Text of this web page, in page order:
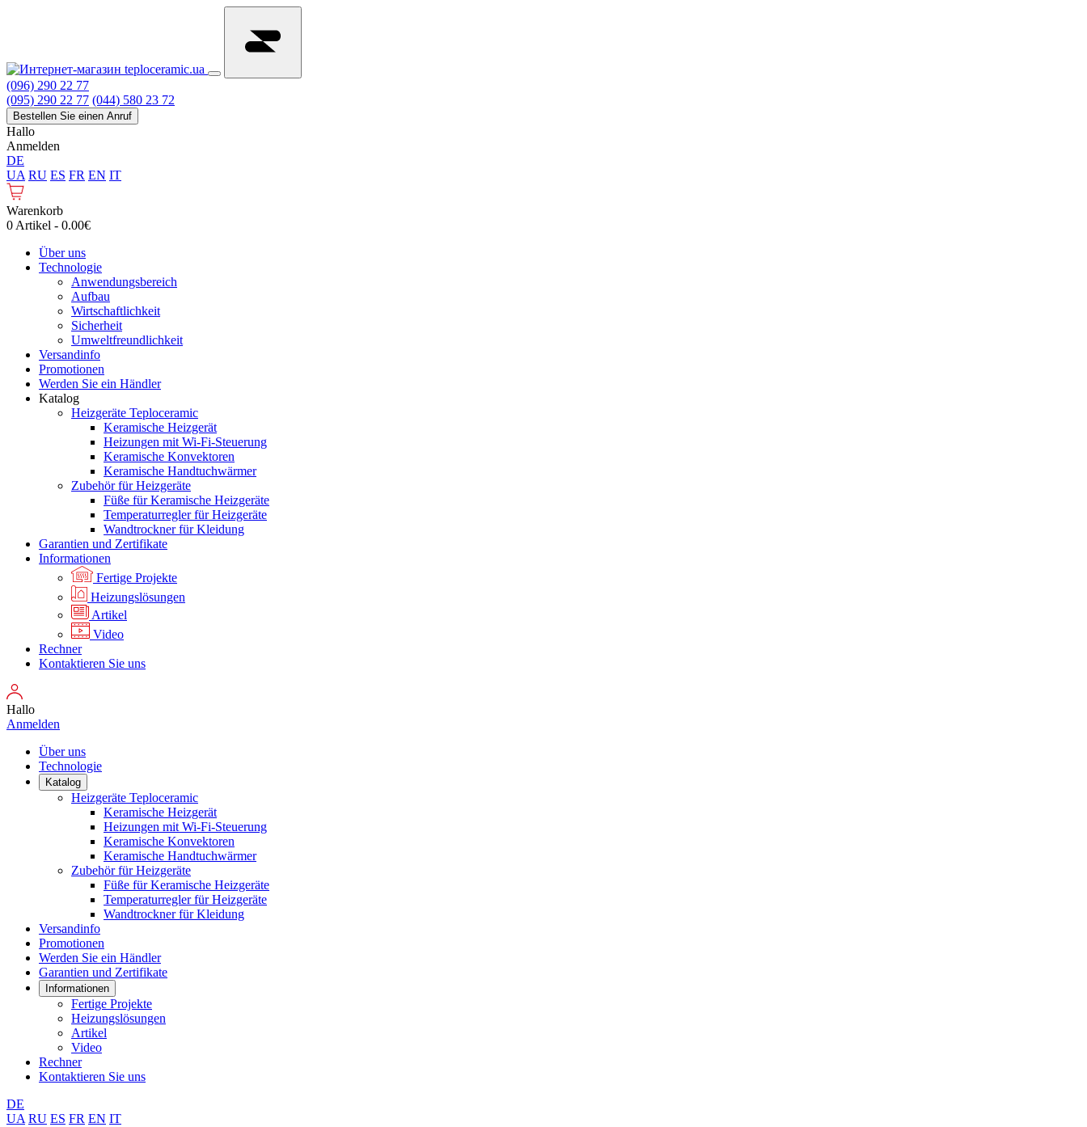
(096) 290 22 77
(095) 290 22 77 (044) 580 23 72
Bestellen Sie einen Anruf
Hallo
Anmelden
DE
UA RU ES FR EN IT
Warenkorb
0 Artikel - 0.00€
Über uns
Technologie
Anwendungsbereich
Aufbau
Wirtschaftlichkeit
Sicherheit
Umweltfreundlichkeit
Versandinfo
Promotionen
Werden Sie ein Händler
Katalog
Heizgeräte Teploceramic
Keramische Heizgerät
Heizungen mit Wi-Fi-Steuerung
Keramische Konvektoren
Keramische Handtuchwärmer
Zubehör für Heizgeräte
Füße für Keramische Heizgeräte
Temperaturregler für Heizgeräte
Wandtrockner für Kleidung
Garantien und Zertifikate
Informationen
Fertige Projekte
Heizungslösungen
Artikel
Video
Rechner
Kontaktieren Sie uns
Hallo
Anmelden
Über uns
Technologie
Katalog
Heizgeräte Teploceramic
Keramische Heizgerät
Heizungen mit Wi-Fi-Steuerung
Keramische Konvektoren
Keramische Handtuchwärmer
Zubehör für Heizgeräte
Füße für Keramische Heizgeräte
Temperaturregler für Heizgeräte
Wandtrockner für Kleidung
Versandinfo
Promotionen
Werden Sie ein Händler
Garantien und Zertifikate
Informationen
Fertige Projekte
Heizungslösungen
Artikel
Video
Rechner
Kontaktieren Sie uns
DE
UA RU ES FR EN IT